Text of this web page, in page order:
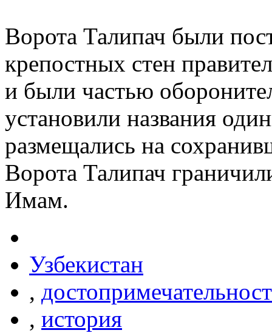
Ворота Талипач были
крепостных стен
и были частью
установили названия
размещались на
Ворота Талипач
Имам.
Узбекистан
,
, история